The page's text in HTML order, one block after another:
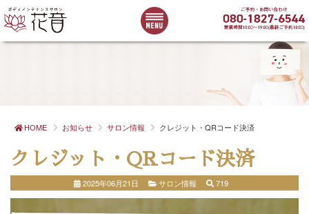
HOME お知らせ サロン情報 クレジット・QRコード決済
クレジット・QRコード決済
2025年06月21日 サロン情報 719